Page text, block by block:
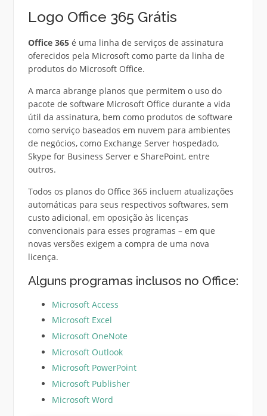
Logo Office 365 Grátis
Office 365é uma linha de serviços de assinatura
oferecidos pela Microsoft como parte da linha de
produtos do Microsoft Office.
A marca abrange planos que permitem o uso do
pacote de software Microsoft Office durante a vida
útil da assinatura, bem como produtos de software
como serviço baseados em nuvem para ambientes
de negócios, como Exchange Server hospedado,
Skype for Business Server e SharePoint, entre
outros.
Todos os planos do Office 365 incluem atualizações
automáticas para seus respectivos softwares, sem
custo adicional, em oposição às licenças
convencionais para esses programas – em que
novas versões exigem a compra de uma nova
licença.
Alguns programas inclusos no Office:
Microsoft Access
Microsoft Excel
Microsoft OneNote
Microsoft Outlook
Microsoft PowerPoint
Microsoft Publisher
Microsoft Word